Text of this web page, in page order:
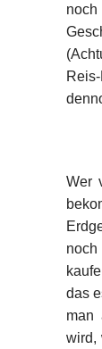
Wer
das
man
wird,